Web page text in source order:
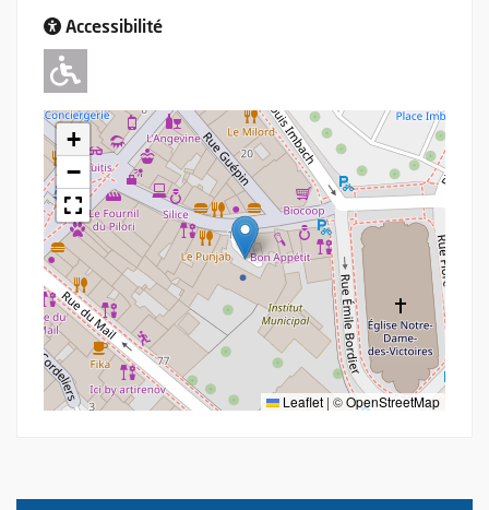
Accessibilité
Adapté pour l'handicap Moteur
+
−
Leaflet | ©OpenStreetMap